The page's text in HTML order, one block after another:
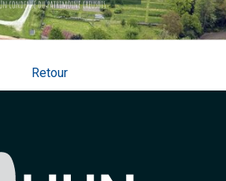
Retour